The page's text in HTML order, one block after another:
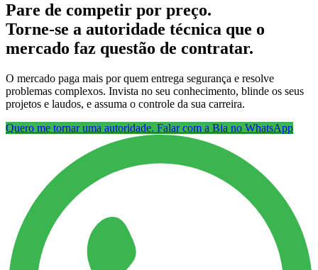
Pare de competir por preço.
Torne-se a autoridade técnica que o
mercado faz questão de contratar.
O mercado paga mais por quem entrega segurança e resolve
problemas complexos. Invista no seu conhecimento, blinde os seus
projetos e laudos, e assuma o controle da sua carreira.
Quero me tornar uma autoridade. Falar com a Bia no WhatsApp